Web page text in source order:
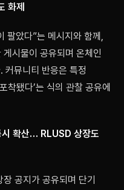
화제
팔았다”는 메시지와 함께,
시물이 공유되며 온체인
커뮤니티 반응은 특정
착됐다’는 식의 관찰 공유에
시 확산… RLUSD 상장도
공지가 공유되며 단기